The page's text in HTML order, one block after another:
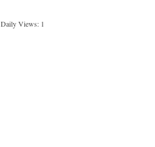
Daily Views: 1